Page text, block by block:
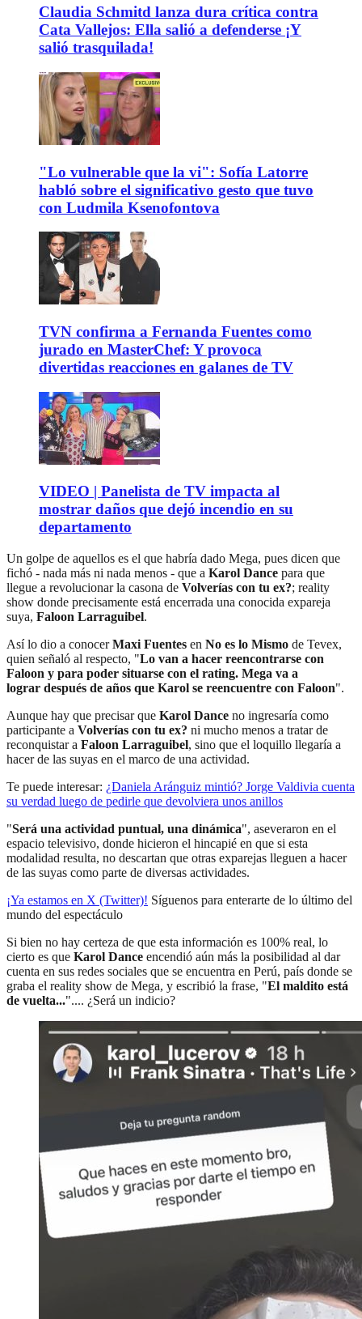
Claudia Schmitd lanza dura crítica contra
Cata Vallejos: Ella salió a defenderse ¡Y
salió trasquilada!
"Lo vulnerable que la vi": Sofía Latorre
habló sobre el significativo gesto que tuvo
con Ludmila Ksenofontova
TVN confirma a Fernanda Fuentes como
jurado en MasterChef: Y provoca
divertidas reacciones en galanes de TV
VIDEO | Panelista de TV impacta al
mostrar daños que dejó incendio en su
departamento
Un golpe de aquellos es el que habría dado Mega, pues dicen que
fichó - nada más ni nada menos - que a Karol Dance para que
llegue a revolucionar la casona de Volverías con tu ex?; reality
show donde precisamente está encerrada una conocida expareja
suya, Faloon Larraguibel.
Así lo dio a conocerMaxi Fuentes en No es lo Mismo de Tevex,
quien señaló al respecto, "Lo van a hacer reencontrarse con
Faloon y para poder situarse con el rating. Mega va a
lograr después de años que Karol se reencuentre con Faloon".
Aunque hay que precisar que Karol Dance no ingresaría como
participante a Volverías con tu ex? ni mucho menos a tratar de
reconquistar a Faloon Larraguibel, sino que el loquillo llegaría a
hacer de las suyas en el marco de una actividad.
Te puede interesar: ¿Daniela Aránguiz mintió? Jorge Valdivia cuenta
su verdad luego de pedirle que devolviera unos anillos
"Será una actividad puntual, una dinámica", aseveraron en el
espacio televisivo, donde hicieron el hincapié en que si esta
modalidad resulta, no descartan que otras exparejas lleguen a hacer
de las suyas como parte de diversas actividades.
¡Ya estamos en X (Twitter)! Síguenos para enterarte de lo último del
mundo del espectáculo
Si bien no hay certeza de que esta información es 100% real, lo
cierto es que Karol Dance encendió aún más la posibilidad al dar
cuenta en sus redes sociales que se encuentra en Perú, país donde se
graba el reality show de Mega, y escribió la frase, "El maldito está
de vuelta...".... ¿Será un indicio?